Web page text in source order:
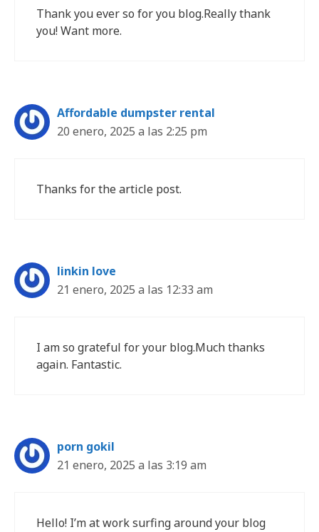
Thank you ever so for you blog.Really thank
you! Want more.
Affordable dumpster rental
20 enero, 2025 a las 2:25 pm
Thanks for the article post.
linkin love
21 enero, 2025 a las 12:33 am
I am so grateful for your blog.Much thanks
again. Fantastic.
porn gokil
21 enero, 2025 a las 3:19 am
Hello! I’m at work surfing around your blog